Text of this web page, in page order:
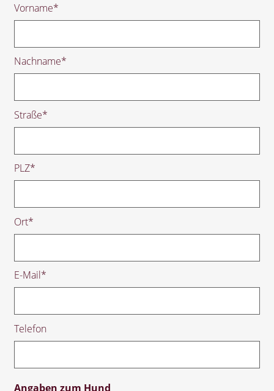
Vorname*
Nachname*
Straße*
PLZ*
Ort*
E-Mail*
Telefon
Angaben zum Hund